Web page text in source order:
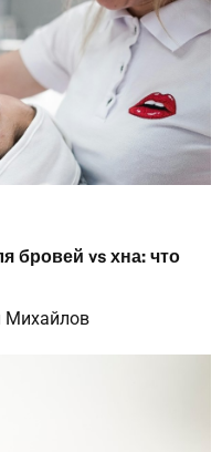
бровей vs хна: что
Михайлов